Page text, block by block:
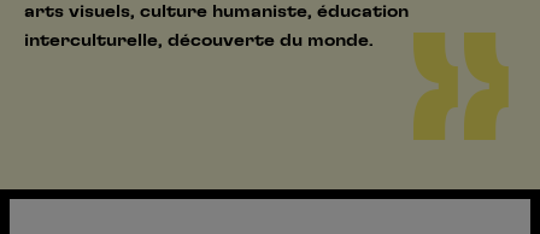
arts visuels, culture humaniste, éducation
interculturelle, découverte du monde.